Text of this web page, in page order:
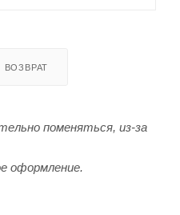
ВОЗВРАТ
поменяться, из-за
оформление.